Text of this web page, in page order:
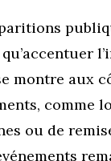
montre aux
comme
ou de